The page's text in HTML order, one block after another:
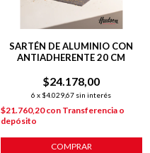
SARTÉN DE ALUMINIO CON
ANTIADHERENTE 20 CM
$24.178,00
6 x $4.029,67 sin interés
$21.760,20con Transferencia o
depósito
COMPRAR